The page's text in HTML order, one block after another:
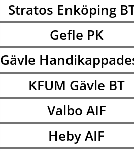
Stratos Enköping
Gefle PK
Gävle
KFUM Gävle BT
Valbo AIF
Heby AIF